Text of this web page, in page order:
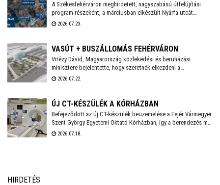
A Székesfehérváron meghirdetett, nagyszabású útfelújítási
program részeként, a márciusban elkészült Nyárfa utcát
követően a Közgyűlés szakbizottsága legutóbbi ülésén újabb
kivitelezőket - adta hírül közösségi oldalán Székesfehérvár
szakaszának felújítása, és kezdődhet a Bébic utcai
szabadidőpark fejlesztése is.
2026.07.23.
VASÚT + BUSZÁLLOMÁS FEHÉRVÁRON
Vitézy Dávid, Magyarország közlekedési és beruházási
minisztere bejelentette, hogy szeretnék elkezdeni a
székesfehérvári vasúti csomópont teljes körű átépítését,
2030-ig befejeződhet.
2026.07.22.
ÚJ CT-KÉSZÜLÉK A KÓRHÁZBAN
Befejeződött az új CT-készülék beüzemelése a Fejér Vármegyei
Szent György Egyetemi Oktató Kórházban, így a berendezés már
a mindennapi betegellátást szolgálja - közölte a
2026.07.18.
HIRDETÉS